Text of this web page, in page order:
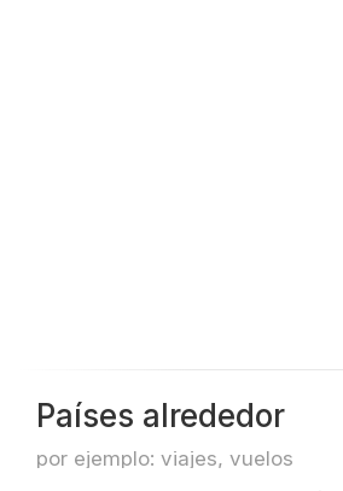
Países alrededor
por ejemplo: viajes, vuelos